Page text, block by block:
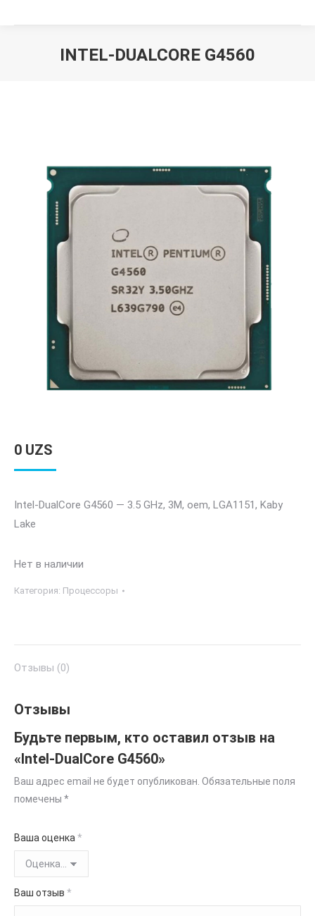
INTEL-DUALCORE G4560
0 UZS
Intel-DualCore G4560 — 3.5 GHz, 3M, oem, LGA1151, Kaby
Lake
Нет в наличии
Категория: Процессоры
Отзывы (0)
Отзывы
Будьте первым, кто оставил отзыв на
«Intel-DualCore G4560»
Ваш адрес email не будет опубликован. Обязательные поля
помечены *
Ваша оценка *
Ваш отзыв *